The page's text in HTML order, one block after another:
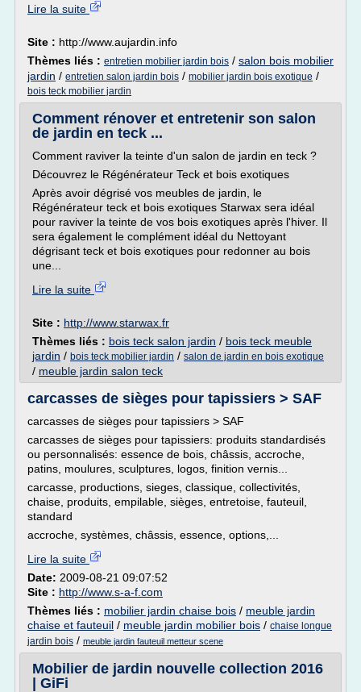
Lire la suite
Site : http://www.aujardin.info
Thèmes liés : entretien mobilier jardin bois / salon bois mobilier
jardin / entretien salon jardin bois / mobilier jardin bois exotique /
bois teck mobilier jardin
Comment rénover et entretenir son salon
de jardin en teck ...
Comment raviver la teinte d'un salon de jardin en teck ?
Découvrez le Régénérateur Teck et bois exotiques
Après avoir dégrisé vos meubles de jardin, le
Régénérateur teck et bois exotiques Starwax sera idéal
pour raviver la teinte de vos bois exotiques après l'hiver. Il
sera également le complément idéal du Nettoyant
dégrisant teck et bois exotiques pour redonner au bois
une...
Lire la suite
Site : http://www.starwax.fr
Thèmes liés : bois teck salon jardin / bois teck meuble
jardin / bois teck mobilier jardin / salon de jardin en bois exotique
/ meuble jardin salon teck
carcasses de sièges pour tapissiers > SAF
carcasses de sièges pour tapissiers > SAF
carcasses de sièges pour tapissiers: produits standardisés
ou personnalisés: essence de bois, châssis, accroche,
patins, moulures, sculptures, logos, finition vernis...
carcasse, productions, sieges, classique, collectivités,
chaise, produits, empilable, sièges, entretoise, fauteuil,
standard
accroche, systèmes, châssis, essence, options,...
Lire la suite
Date: 2009-08-21 09:07:52
Site : http://www.s-a-f.com
Thèmes liés : mobilier jardin chaise bois / meuble jardin
chaise et fauteuil / meuble jardin mobilier bois / chaise longue
jardin bois / meuble jardin fauteuil metteur scene
Mobilier de jardin nouvelle collection 2016
| GiFi